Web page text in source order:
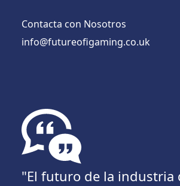
Contacta con Nosotros
info@futureofigaming.co.uk
"El futuro de la industria